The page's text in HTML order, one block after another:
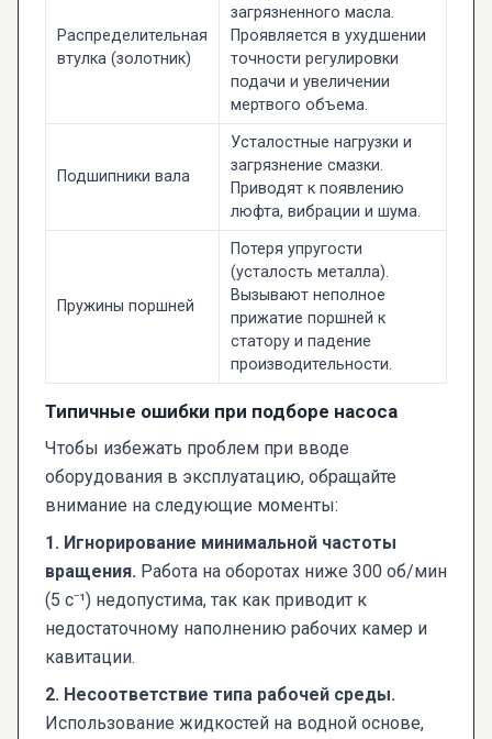
Распределительная
втулка (золотник)
загрязненного масла.
Проявляется в ухудшении
точности регулировки
подачи и увеличении
мертвого объема.
Подшипники вала
Усталостные нагрузки и
загрязнение смазки.
Приводят к появлению
люфта, вибрации и шума.
Пружины поршней
Потеря упругости
(усталость металла).
Вызывают неполное
прижатие поршней к
статору и падение
производительности.
Типичные ошибки при подборе насоса
Чтобы избежать проблем при вводе
оборудования в эксплуатацию, обращайте
внимание на следующие моменты:
1. Игнорирование минимальной частоты
вращения. Работа на оборотах ниже 300 об/мин
(5 с⁻¹) недопустима, так как приводит к
недостаточному наполнению рабочих камер и
кавитации.
2. Несоответствие типа рабочей среды.
Использование жидкостей на водной основе,